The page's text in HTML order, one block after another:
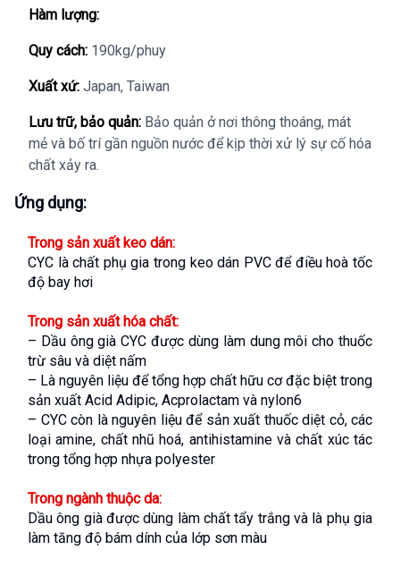
Hàm lượng:
Quy cách: 190kg/phuy
Xuất xứ: Japan, Taiwan
Lưu trữ, bảo quản: Bảo quản ở nơi thông thoáng, mát
mẻ và bố trí gần nguồn nước để kịp thời xử lý sự cố hóa
chất xảy ra.
Ứng dụng:
Trong sản xuất keo dán:
CYC là chất phụ gia trong keo dán PVC để điều hoà tốc
độ bay hơi
Trong sản xuất hóa chất:
– Dầu ông già CYC được dùng làm dung môi cho thuốc
trừ sâu và diệt nấm
– Là nguyên liệu để tổng hợp chất hữu cơ đặc biệt trong
sản xuất Acid Adipic, Acprolactam và nylon6
– CYC còn là nguyên liệu để sản xuất thuốc diệt cỏ, các
loại amine, chất nhũ hoá, antihistamine và chất xúc tác
trong tổng hợp nhựa polyester
Trong ngành thuộc da:
Dầu ông già được dùng làm chất tẩy trắng và là phụ gia
làm tăng độ bám dính của lớp sơn màu